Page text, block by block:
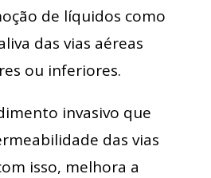
de líquidos como
das vias aéreas
ou inferiores.
invasivo que
das vias
isso, melhora a